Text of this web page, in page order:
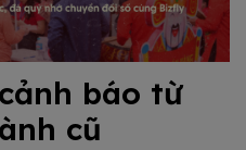
báo từ
cũ